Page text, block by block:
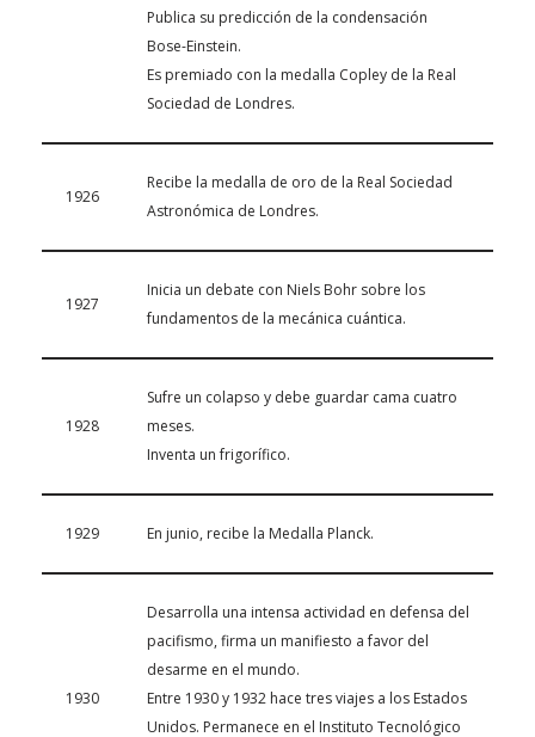
Publica su predicción de la condensación
Bose-Einstein.
Es premiado con la medalla Copley de la Real
Sociedad de Londres.
1926
Recibe la medalla de oro de la Real Sociedad
Astronómica de Londres.
1927
Inicia un debate con Niels Bohr sobre los
fundamentos de la mecánica cuántica.
1928
Sufre un colapso y debe guardar cama cuatro
meses.
Inventa un frigorífico.
1929 En junio, recibe la Medalla Planck.
1930
Desarrolla una intensa actividad en defensa del
pacifismo, firma un manifiesto a favor del
desarme en el mundo.
Entre 1930 y 1932 hace tres viajes a los Estados
Unidos. Permanece en el Instituto Tecnológico